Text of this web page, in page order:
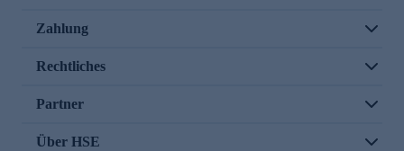
Zahlung
Rechtliches
Partner
Über HSE